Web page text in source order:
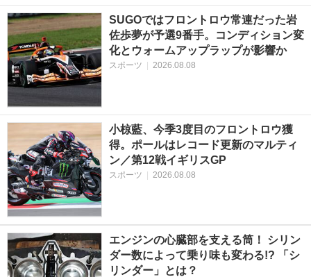
SUGOではフロントロウ常連だった岩
佐歩夢が予選9番手。コンディション変
化とウォームアップラップが影響か
スポーツ | 2026.08.08
小椋藍、今季3度目のフロントロウ獲
得。ポールはレコード更新のマルティ
ン／第12戦イギリスGP
スポーツ | 2026.08.08
エンジンの心臓部を支える筒！ シリン
ダー数によって乗り味も変わる!? 「シ
リンダー」とは？